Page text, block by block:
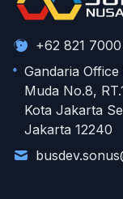
+62 821
Gandaria
Muda No.8,
Kota Jakarta
Jakarta 12240